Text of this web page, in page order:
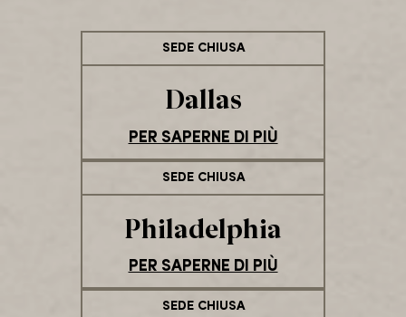
SEDE CHIUSA
Dallas
PER SAPERNE DI PIÙ
SEDE CHIUSA
Philadelphia
PER SAPERNE DI PIÙ
SEDE CHIUSA